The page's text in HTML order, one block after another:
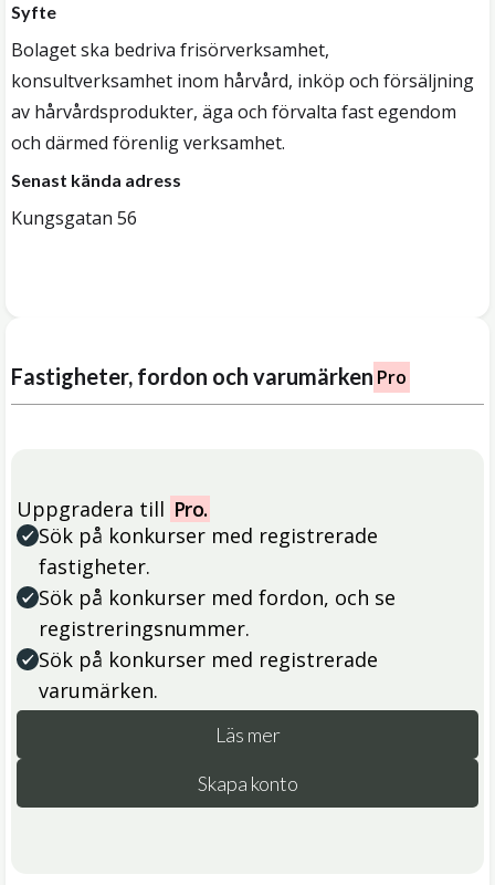
Syfte
Bolaget ska bedriva frisörverksamhet,
konsultverksamhet inom hårvård, inköp och försäljning
av hårvårdsprodukter, äga och förvalta fast egendom
och därmed förenlig verksamhet.
Senast kända adress
Kungsgatan 56
Fastigheter, fordon och varumärken Pro
Uppgradera till Pro.
Sök på konkurser med registrerade
fastigheter.
Sök på konkurser med fordon, och se
registreringsnummer.
Sök på konkurser med registrerade
varumärken.
Läs mer
Skapa konto